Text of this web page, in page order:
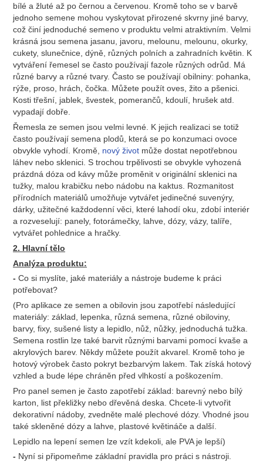
bílé a žluté až po černou a červenou. Kromě toho se v barvě
jednoho semene mohou vyskytovat přirozené skvrny jiné barvy,
což činí jednoduché semeno v produktu velmi atraktivním. Velmi
krásná jsou semena jasanu, javoru, melounu, melounu, okurky,
cukety, slunečnice, dýně, různých polních a zahradních květin. K
vytváření řemesel se často používají fazole různých odrůd. Má
různé barvy a různé tvary. Často se používají obilniny: pohanka,
rýže, proso, hrách, čočka. Můžete použít oves, žito a pšenici.
Kosti třešní, jablek, švestek, pomerančů, kdoulí, hrušek atd.
vypadají dobře.
Řemesla ze semen jsou velmi levné. K jejich realizaci se totiž
často používají semena plodů, která se po konzumaci ovoce
obvykle vyhodí. Kromě, nový život může dostat nepotřebnou
láhev nebo sklenici. S trochou trpělivosti se obvykle vyhozená
prázdná dóza od kávy může proměnit v originální sklenici na
tužky, malou krabičku nebo nádobu na kaktus. Rozmanitost
přírodních materiálů umožňuje vytvářet jedinečné suvenýry,
dárky, užitečné každodenní věci, které lahodí oku, zdobí interiér
a rozveselují: panely, fotorámečky, lahve, dózy, vázy, talíře,
vytvářet pohlednice a hračky.
2. Hlavní tělo
Analýza produktu:
- Co si myslíte, jaké materiály a nástroje budeme k práci
potřebovat?
(Pro aplikace ze semen a obilovin jsou zapotřebí následující
materiály: základ, lepenka, různá semena, různé obiloviny,
barvy, fixy, sušené listy a lepidlo, nůž, nůžky, jednoduchá tužka.
Semena rostlin lze také barvit různými barvami pomocí kvaše a
akrylových barev. Někdy můžete použít akvarel. Kromě toho je
hotový výrobek často pokryt bezbarvým lakem. Tak získá hotový
vzhled a bude lépe chráněn před vlhkostí a poškozením.
Pro panel semen je často zapotřebí základ: barevný nebo bílý
karton, list překližky nebo dřevěná deska. Chcete-li vytvořit
dekorativní nádoby, zvedněte malé plechové dózy. Vhodné jsou
také skleněné dózy a lahve, plastové květináče a další.
Lepidlo na lepení semen lze vzít kdekoli, ale PVA je lepší)
- Nyní si připomeňme základní pravidla pro práci s nástroji.